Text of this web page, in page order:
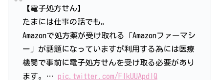
【電子処方せん】
たまには仕事の話でも。
Amazonで処方薬が受け取れる「Amazonファーマシ
ー」が話題になっていますが利用する為には医療
機関で事前に電子処方せんを受け取る必要があり
ます。… pic.twitter.com/FlkUUApdIQ